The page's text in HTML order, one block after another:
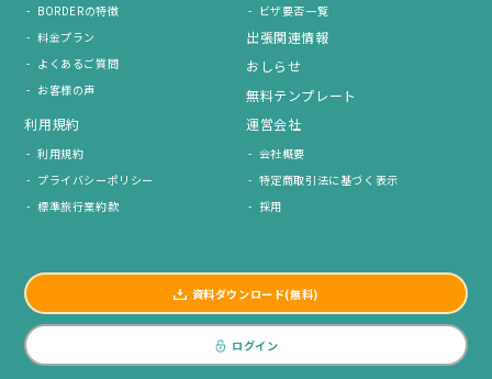
BORDERの特徴
料金プラン
よくあるご質問
お客様の声
ビザ要否一覧
出張関連情報
おしらせ
無料テンプレート
利用規約
利用規約
プライバシーポリシー
標準旅行業約款
運営会社
会社概要
特定商取引法に基づく表示
採用
資料ダウンロード(無料)
ログイン